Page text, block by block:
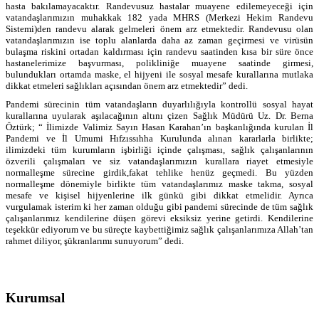
hasta bakılamayacaktır. Randevusuz hastalar muayene edilemeyeceği için
vatandaşlarımızın muhakkak 182 yada MHRS (Merkezi Hekim Randevu
Sistemi)den randevu alarak gelmeleri önem arz etmektedir. Randevusu olan
vatandaşlarımızın ise toplu alanlarda daha az zaman geçirmesi ve virüsün
bulaşma riskini ortadan kaldırması için randevu saatinden kısa bir süre önce
hastanelerimize başvurması, polikliniğe muayene saatinde girmesi,
bulundukları ortamda maske, el hijyeni ile sosyal mesafe kurallarına mutlaka
dikkat etmeleri sağlıkları açısından önem arz etmektedir” dedi.
Pandemi sürecinin tüm vatandaşların duyarlılığıyla kontrollü sosyal hayat
kurallarına uyularak aşılacağının altını çizen Sağlık Müdürü Uz. Dr. Berna
Öztürk; “ İlimizde Valimiz Sayın Hasan Karahan’ın başkanlığında kurulan İl
Pandemi ve İl Umumi Hıfzıssıhha Kurulunda alınan kararlarla birlikte;
ilimizdeki tüm kurumların işbirliği içinde çalışması, sağlık çalışanlarının
özverili çalışmaları ve siz vatandaşlarımızın kurallara riayet etmesiyle
normalleşme sürecine girdik,fakat tehlike henüz geçmedi. Bu yüzden
normalleşme dönemiyle birlikte tüm vatandaşlarımız maske takma, sosyal
mesafe ve kişisel hijyenlerine ilk günkü gibi dikkat etmelidir. Ayrıca
vurgulamak isterim ki her zaman olduğu gibi pandemi sürecinde de tüm sağlık
çalışanlarımız kendilerine düşen görevi eksiksiz yerine getirdi. Kendilerine
teşekkür ediyorum ve bu süreçte kaybettiğimiz sağlık çalışanlarımıza Allah’tan
rahmet diliyor, şükranlarımı sunuyorum” dedi.
Kurumsal